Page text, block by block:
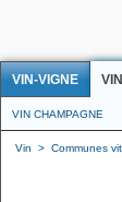
VIN-VIGNE
VIN CHAMPAGNE
Vin > Communes